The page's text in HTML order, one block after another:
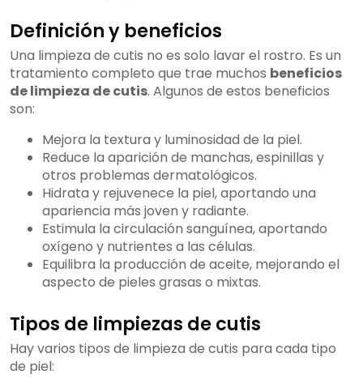
Definición y beneficios
Una limpieza de cutis no es solo lavar el rostro. Es un
tratamiento completo que trae muchos beneficios
de limpieza de cutis. Algunos de estos beneficios
son:
Mejora la textura y luminosidad de la piel.
Reduce la aparición de manchas, espinillas y
otros problemas dermatológicos.
Hidrata y rejuvenece la piel, aportando una
apariencia más joven y radiante.
Estimula la circulación sanguínea, aportando
oxígeno y nutrientes a las células.
Equilibra la producción de aceite, mejorando el
aspecto de pieles grasas o mixtas.
Tipos de limpiezas de cutis
Hay varios tipos de limpieza de cutis para cada tipo
de piel: